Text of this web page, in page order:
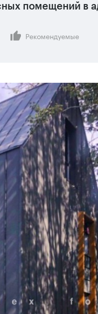
помещений в
Рекомендуемые